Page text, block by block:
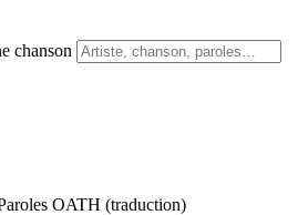
chanson
OATH (traduction)